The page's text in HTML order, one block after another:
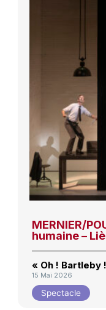
MERNIER/
humaine –
« Oh ! Bartleby
15 Mai 2026
Spectacle